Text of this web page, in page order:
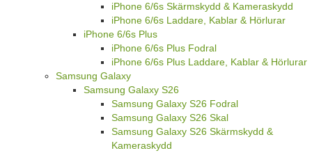
iPhone 6/6s Skärmskydd & Kameraskydd
iPhone 6/6s Laddare, Kablar & Hörlurar
iPhone 6/6s Plus
iPhone 6/6s Plus Fodral
iPhone 6/6s Plus Laddare, Kablar & Hörlurar
Samsung Galaxy
Samsung Galaxy S26
Samsung Galaxy S26 Fodral
Samsung Galaxy S26 Skal
Samsung Galaxy S26 Skärmskydd &
Kameraskydd